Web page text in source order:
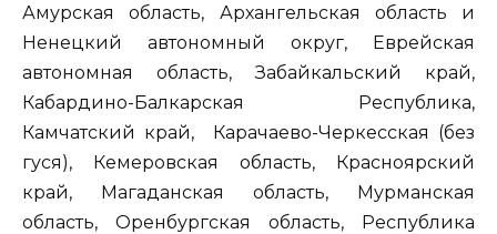
Амурская область, Архангельская область и
Ненецкий автономный округ, Еврейская
автономная область, Забайкальский край,
Кабардино-Балкарская Республика,
Камчатский край, Карачаево-Черкесская (без
гуся), Кемеровская область, Красноярский
край, Магаданская область, Мурманская
область, Оренбургская область, Республика